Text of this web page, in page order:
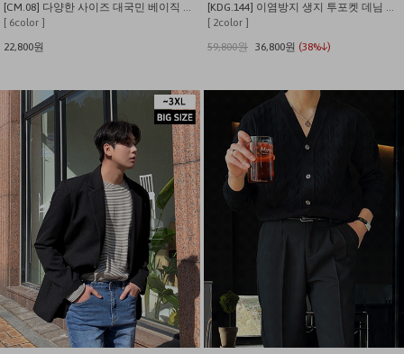
[CM.08] 다양한 사이즈 대국민 베이직 에센셜 가디건
[ 6color ]
22,800원
[KDG.144] 이염방지 생지 투포켓 데님 자켓
[ 2color ]
59,800원 36,800원 (38%↓)